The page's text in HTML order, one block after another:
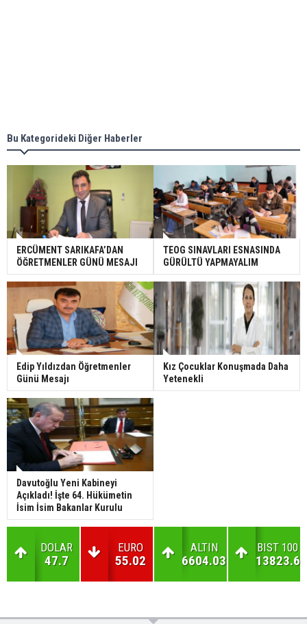
Bu Kategorideki Diğer Haberler
ERCÜMENT SARIKAFA’DAN
ÖĞRETMENLER GÜNÜ MESAJI
TEOG SINAVLARI ESNASINDA
GÜRÜLTÜ YAPMAYALIM
Edip Yıldızdan Öğretmenler
Günü Mesajı
Kız Çocuklar Konuşmada Daha
Yetenekli
Davutoğlu Yeni Kabineyi
Açıkladı! İşte 64. Hükümetin
İsim İsim Bakanlar Kurulu
DOLAR
47.7
EURO
55.02
ALTIN
6604.03
BIST 100
13823.6